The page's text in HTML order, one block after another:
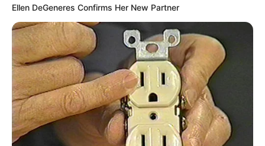
Ellen DeGeneres Confirms Her New Partner